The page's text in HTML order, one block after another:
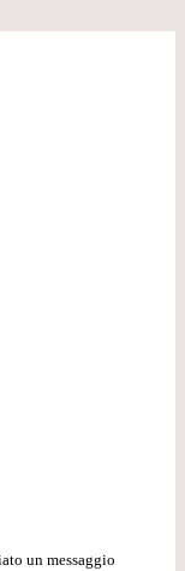
un messaggio